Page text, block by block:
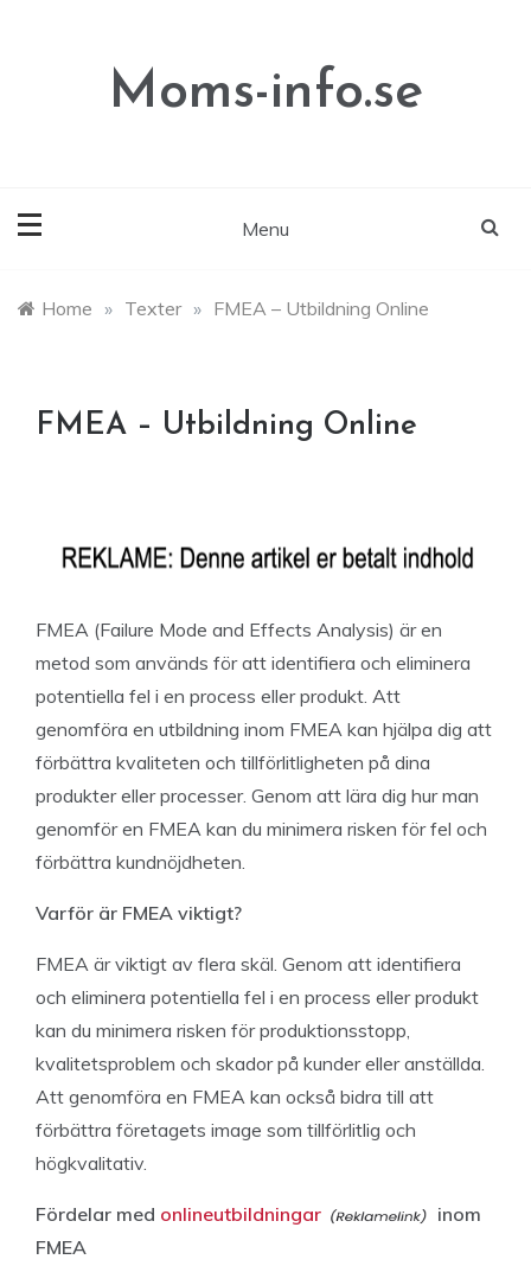
Moms-info.se
Menu
Home » Texter » FMEA – Utbildning Online
FMEA – Utbildning Online
FMEA (Failure Mode and Effects Analysis) är en
metod som används för att identifiera och eliminera
potentiella fel i en process eller produkt. Att
genomföra en utbildning inom FMEA kan hjälpa dig att
förbättra kvaliteten och tillförlitligheten på dina
produkter eller processer. Genom att lära dig hur man
genomför en FMEA kan du minimera risken för fel och
förbättra kundnöjdheten.
Varför är FMEA viktigt?
FMEA är viktigt av flera skäl. Genom att identifiera
och eliminera potentiella fel i en process eller produkt
kan du minimera risken för produktionsstopp,
kvalitetsproblem och skador på kunder eller anställda.
Att genomföra en FMEA kan också bidra till att
förbättra företagets image som tillförlitlig och
högkvalitativ.
Fördelar med onlineutbildningar
inom
FMEA